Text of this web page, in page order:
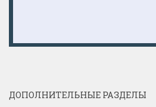
ДОПОЛНИТЕЛЬНЫЕ РАЗДЕЛЫ